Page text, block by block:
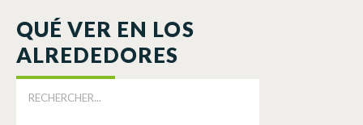
QUÉ VER EN LOS
ALREDEDORES